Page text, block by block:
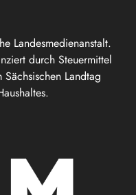
Landesmedienanstalt.
durch Steuermittel
Landtag